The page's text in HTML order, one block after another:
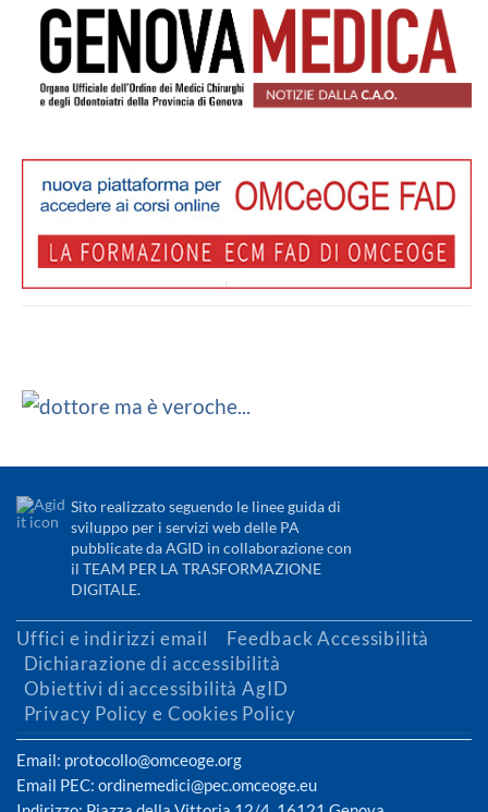
Sito realizzato seguendo le linee guida di
sviluppo per i servizi web delle PA
pubblicate da AGID in collaborazione con
il TEAM PER LA TRASFORMAZIONE
DIGITALE.
Uffici e indirizzi email
Feedback Accessibilità
Dichiarazione di accessibilità
Obiettivi di accessibilità AgID
Privacy Policy e Cookies Policy
Email: protocollo@omceoge.org
Email PEC: ordinemedici@pec.omceoge.eu